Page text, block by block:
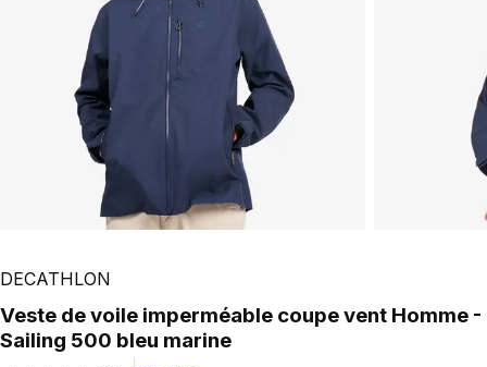
DECATHLON
Veste de voile imperméable coupe vent Homme -
Sailing 500 bleu marine